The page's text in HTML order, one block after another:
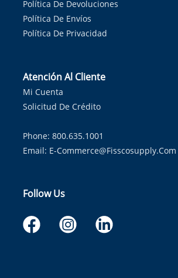
Política De Devoluciones
Política De Envíos
Política De Privacidad
Atención Al Cliente
Mi Cuenta
Solicitud De Crédito
Phone: 800.635.1001
Email: E-Commerce@fisscosupply.com
Follow Us